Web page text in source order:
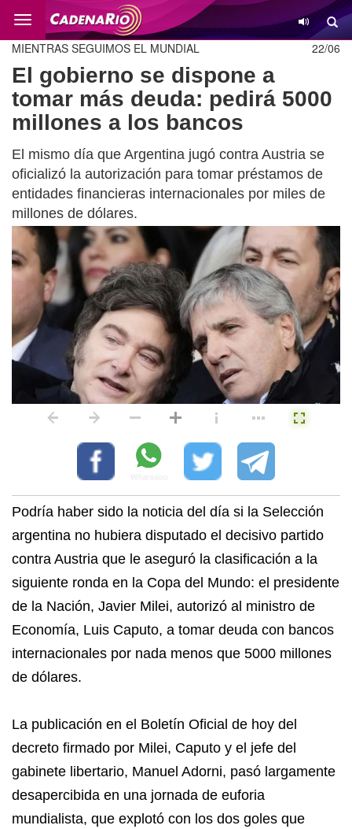
Cambio
22/06
MIENTRAS SEGUIMOS EL MUNDIAL
El gobierno se dispone a
tomar más deuda: pedirá 5000
millones a los bancos
El mismo día que Argentina jugó contra Austria se
oficializó la autorización para tomar préstamos de
entidades financieras internacionales por miles de
millones de dólares.
Podría haber sido la noticia del día si la Selección
argentina no hubiera disputado el decisivo partido
contra Austria que le aseguró la clasificación a la
siguiente ronda en la Copa del Mundo: el presidente
de la Nación, Javier Milei, autorizó al ministro de
Economía, Luis Caputo, a tomar deuda con bancos
internacionales por nada menos que 5000 millones
de dólares.
La publicación en el Boletín Oficial de hoy del
decreto firmado por Milei, Caputo y el jefe del
gabinete libertario, Manuel Adorni, pasó largamente
desapercibida en una jornada de euforia
mundialista, que explotó con los dos goles que